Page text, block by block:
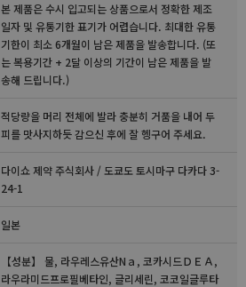
본 제품은 수시 입고되는 상품으로서 정확한 제조
일자 및 유통기한 표기가 어렵습니다. 최대한 유통
기한이 최소 6개월이 남은 제품을 발송합니다. (또
는 복용기간 + 2달 이상의 기간이 남은 제품을 발
송해 드립니다.)
적당량을 머리 전체에 발라 충분히 거품을 내어 두
피를 맛사지하듯 감으신 후에 잘 헹구어 주세요.
다이쇼 제약 주식회사 / 도쿄도 토시마구 다카다 3-
24-1
일본
【성분】 물, 라우레스유산Nａ, 코카시드ＤＥＡ,
라우라미드프로필베타인, 글리세린, 코코일글루타